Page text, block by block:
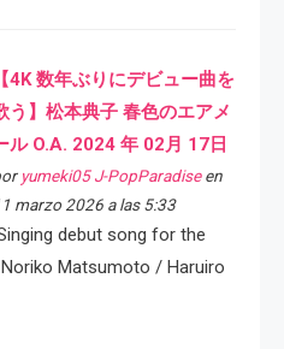
【4K 数年ぶりにデビュー曲を
う】松本典子 春色のエアメ
ル O.A. 2024 年 02月 17日
yumeki05 J-PopParadiseen
marzo 2026 a las 5:33
debut song for the
Matsumoto / Haruiro